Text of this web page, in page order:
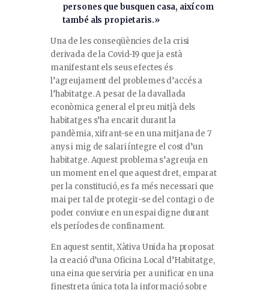
persones que busquen casa, així com
també als propietaris.»
Una de les conseqüències de la crisi
derivada de la Covid-19 que ja està
manifestant els seus efectes és
l’agreujament del problemes d’accés a
l’habitatge. A pesar de la davallada
econòmica general el preu mitjà dels
habitatges s’ha encarit durant la
pandèmia, xifrant-se en una mitjana de 7
anys i mig de salari íntegre el cost d’un
habitatge. Aquest problema s’agreuja en
un moment en el que aquest dret, emparat
per la constitució, es fa més necessari que
mai per tal de protegir-se del contagi o de
poder conviure en un espai digne durant
els períodes de confinament.
En aquest sentit, Xàtiva Unida ha proposat
la creació d’una Oficina Local d’Habitatge,
una eina que serviria per a unificar en una
finestreta única tota la informació sobre